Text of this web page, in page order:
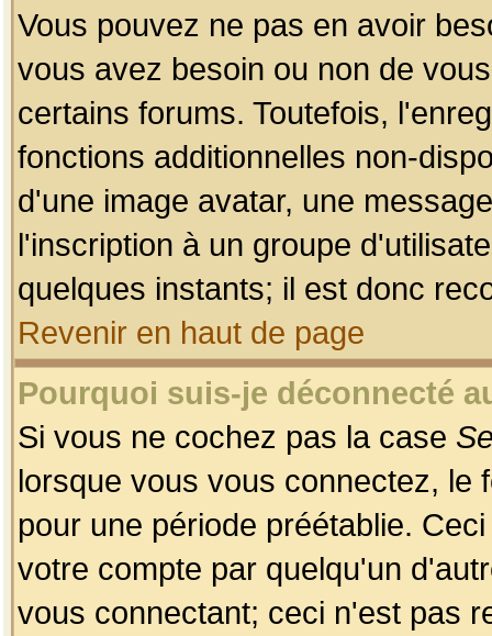
Vous pouvez ne pas en avoir
vous avez besoin ou non de
certains forums. Toutefois,
fonctions additionnelles non-
d'une image avatar, une
l'inscription à un groupe
quelques instants; il est donc
Revenir en haut de page
Pourquoi suis-je déconnecté
Si vous ne cochez pas la case
lorsque vous vous connectez, le
pour une période préétablie.
votre compte par quelqu'un
vous connectant; ceci n'est pas